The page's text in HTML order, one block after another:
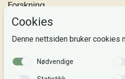
Forskning
Om oss
Si fra!